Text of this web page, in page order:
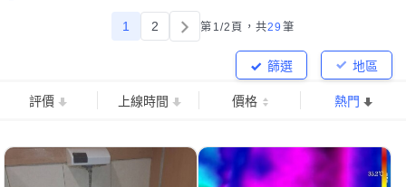
1 2 第1/2頁， 共29 筆
地區
篩選
評價 上線時間 價格 熱門